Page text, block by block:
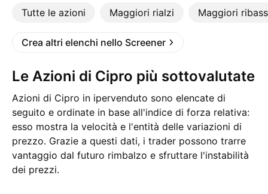
Tutte le azioni Maggiori rialzi Maggiori
Crea altri elenchi nello Screener
Le Azioni di Cipro più sottovalutate
Azioni di Cipro in ipervenduto sono elencate di
seguito e ordinate in base all'indice di forza relativa:
esso mostra la velocità e l'entità delle variazioni di
prezzo. Grazie a questi dati, i trader possono trarre
vantaggio dal futuro rimbalzo e sfruttare l'instabilità
dei prezzi.